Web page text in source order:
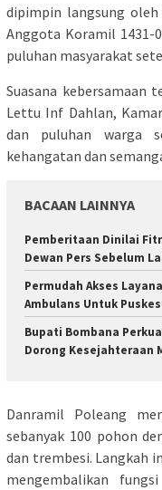
dipimpin langsung
Anggota Koramil 1431-
puluhan masyarakat
Suasana kebersamaan
Lettu Inf Dahlan,
dan puluhan warga
kehangatan dan
BACAAN LAINNYA
Pemberitaan Dinilai
Dewan Pers Sebelum
Permudah Akses
Ambulans Untuk
Bupati Bombana
Dorong Kesejahteraan
Danramil Poleang
sebanyak 100 pohon
dan trembesi. Langkah
mengembalikan